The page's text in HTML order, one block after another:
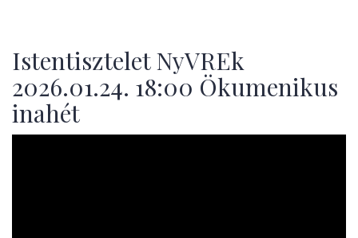
Istentisztelet NyVREk
2026.01.24. 18:00 Ökumenikus
inahét